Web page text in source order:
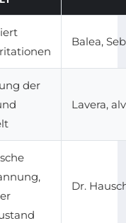
Balea,
der
Lavera,
Dr.